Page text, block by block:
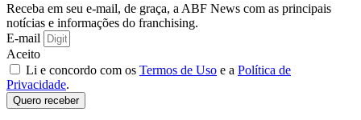
Receba em seu e-mail, de graça, a ABF News com as principais
notícias e informações do franchising.
E-mail
Aceito
Li e concordo com os Termos de Uso e a Política de
Privacidade.
Quero receber